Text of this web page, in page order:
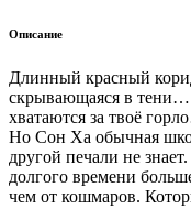
Описание
Длинный красный
скрывающаяся в
хватаются за твоё
Но Сон Ха обычная
другой печали не
долгого времени
чем от кошмаров.